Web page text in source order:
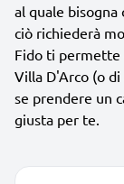
al quale bisogna
ciò richiederà
Fido ti permette
Villa D'Arco (o
se prendere un
giusta per te.